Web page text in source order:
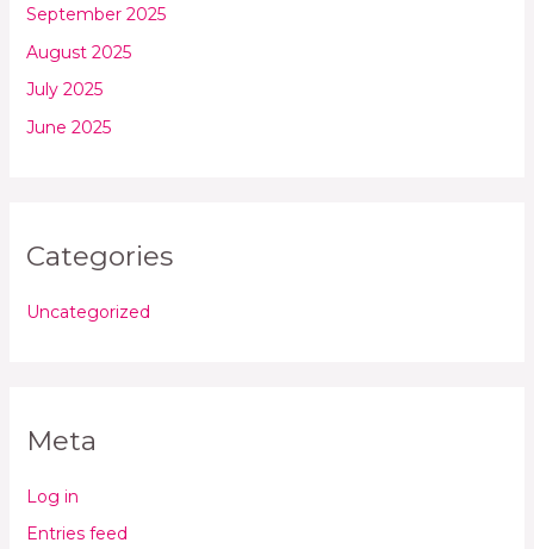
September 2025
August 2025
July 2025
June 2025
Categories
Uncategorized
Meta
Log in
Entries feed